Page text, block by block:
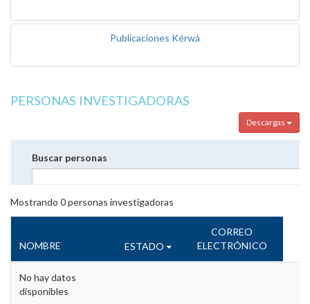
Publicaciones Kérwá
PERSONAS INVESTIGADORAS
Descargas
Buscar personas
Mostrando 0personas investigadoras
NOMBRE ESTADO
CORREO
ELECTRÓNICO
No hay datos
disponibles